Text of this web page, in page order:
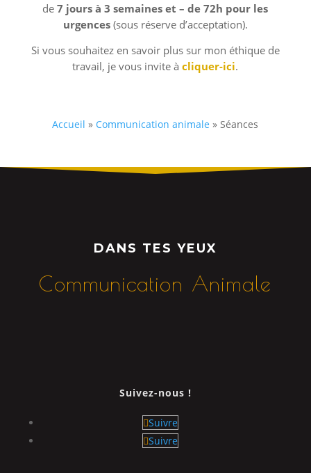
de 7 jours à 3 semaines et – de 72h pour les
urgences(sous réserve d’acceptation).
Si vous souhaitez en savoir plus sur mon éthique de
travail, je vous invite àcliquer-ici.
Accueil » Communication animale »Séances
DANS TES YEUX
Communication Animale
Suivez-nous !
Suivre
Suivre